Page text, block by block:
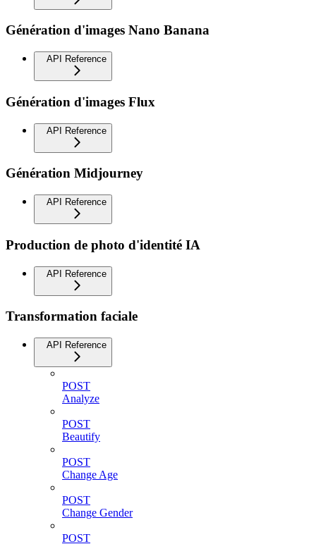
Génération d'images Nano Banana
API Reference
Génération d'images Flux
API Reference
Génération Midjourney
API Reference
Production de photo d'identité IA
API Reference
Transformation faciale
API Reference
POST
Analyze
POST
Beautify
POST
Change Age
POST
Change Gender
POST